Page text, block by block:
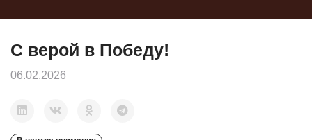
С верой в Победу!
06.02.2026